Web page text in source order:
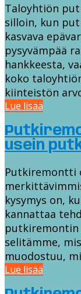
Taloyhtiön
silloin, kun
kasvava
pysyvämpää
hankkeesta,
koko
kiinteistön
Lue lisää
usein
Putkiremontti
kysymys on,
kannattaa
putkiremontin
selitämme,
muodostuu,
Lue lisää